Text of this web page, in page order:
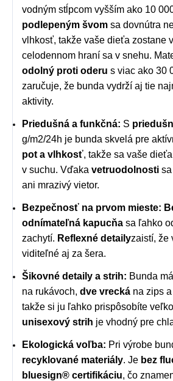
vodným stĺpcom vyšším ako 10
podlepeným švom sa dovnútra
vlhkosť, takže vaše dieťa zostane
celodennom hraní sa v snehu.
odolný proti oderu s viac ako 30
zaručuje, že bunda vydrží aj tie
aktivity.
Priedušná a funkčná: S
g/m2/24h je bunda skvelá pre
pot a vlhkosť, takže sa vaše
v suchu. Vďaka vetruodolnosti
ani mrazivý vietor.
Bezpečnosť na prvom mieste:
odnímateľná kapucňa sa ľahko
zachytí. Reflexné detailyzaistí, že
viditeľné aj za šera.
Šikovné detaily a strih: Bunda má
na rukávoch, dve vrecká na zips a
takže si ju ľahko prispôsobíte
unisexový strih je vhodný pre
Ekologická voľba: Pri výrobe
recyklované materiály. Je bez
bluesign® certifikáciu, čo